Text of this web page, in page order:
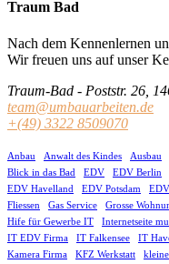
Traum Bad
Nach dem Kennenlernen
Wir freuen uns auf unser
Traum-Bad - Poststr. 26,
team@umbauarbeiten.de
+(49) 3322 8509070
Anbau Anwalt des Kindes Ausbau
Blick in das Bad
EDV EDV Berlin
EDV Havelland
EDV Potsdam
Fliessen
Gas Service Grosse
Hife für Gewerbe IT
Internetseite
IT EDV Firma
IT Falkensee IT
Kamera Firma
KFZ Werkstatt